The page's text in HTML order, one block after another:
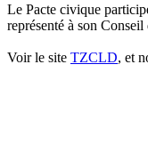
Le Pacte civique
représenté à son
Voir le site TZCLD, et